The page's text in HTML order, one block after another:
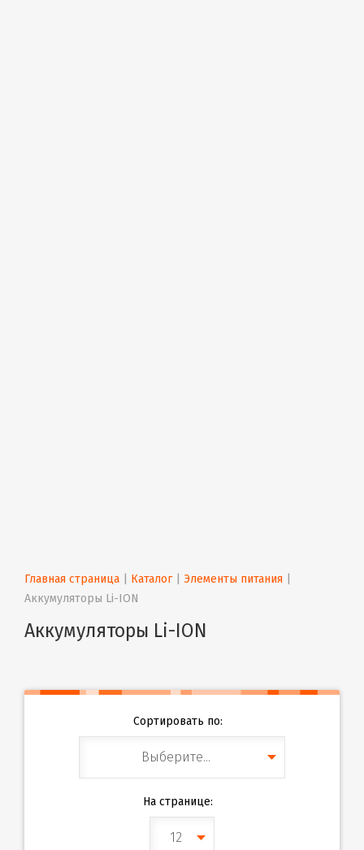
Главная страница Каталог | Элементы питания
Аккумуляторы Li-ION
Аккумуляторы Li-ION
Сортировать по:
Выберите...
На странице:
12